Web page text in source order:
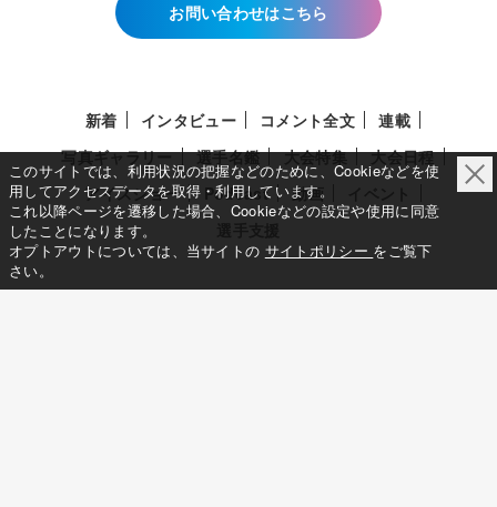
お問い合わせはこちら
新着 インタビュー コメント全文
連載
写真ギャラリー
選手名鑑 大会特集
大会日程
アイスショー
Podcast 動画
このサイトでは、利用状況の把握などのために、Cookieなどを使
用してアクセスデータを取得・利用しています。
これ以降ページを遷移した場合、Cookieなどの設定や使用に同意
したことになります。
オプトアウトについては、当サイトの サイトポリシー をご覧下
さい。